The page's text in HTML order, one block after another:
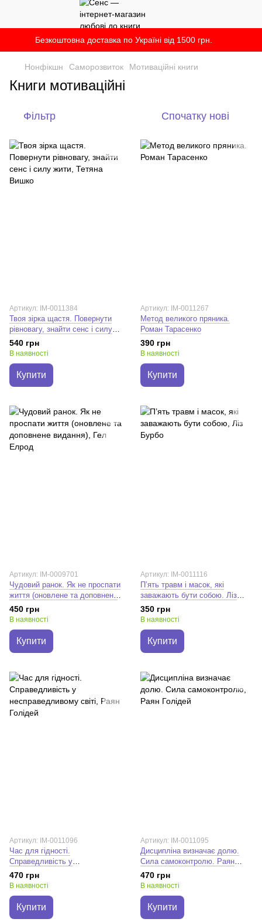
Безкоштовна доставка по Україні від 1500 грн.
Нонфікшн Саморозвиток Мотиваційні книги
Книги мотиваційні
Фільтр Спочатку нові
Артикул: IM-0011384
Твоя зірка щастя. Повернути
рівновагу, знайти сенс і силу
жити. Тетяна Вишко
540 грн
В наявності
Купити
Артикул: IM-0011267
Метод великого пряника.
Роман Тарасенко
390 грн
В наявності
Купити
Артикул: IM-0009701
Чудовий ранок. Як не проспати
життя (оновлене та доповнене
видання). Гел Елрод
450 грн
В наявності
Купити
Артикул: IM-0011116
П’ять травм і масок, які
заважають бути собою. Ліз
Бурбо
350 грн
В наявності
Купити
Артикул: IM-0011096
Час для гідності.
Справедливість у
несправедливому світі. Раян
Голідей
470 грн
В наявності
Купити
Артикул: IM-0011095
Дисципліна визначає долю.
Сила самоконтролю. Раян
Голідей
470 грн
В наявності
Купити